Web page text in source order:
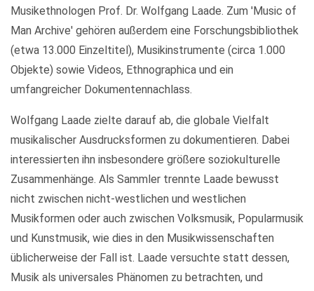
Musikethnologen Prof. Dr. Wolfgang Laade. Zum 'Music of
Man Archive' gehören außerdem eine Forschungsbibliothek
(etwa 13.000 Einzeltitel), Musikinstrumente (circa 1.000
Objekte) sowie Videos, Ethnographica und ein
umfangreicher Dokumentennachlass.
Wolfgang Laade zielte darauf ab, die globale Vielfalt
musikalischer Ausdrucksformen zu dokumentieren. Dabei
interessierten ihn insbesondere größere soziokulturelle
Zusammenhänge. Als Sammler trennte Laade bewusst
nicht zwischen nicht-westlichen und westlichen
Musikformen oder auch zwischen Volksmusik, Popularmusik
und Kunstmusik, wie dies in den Musikwissenschaften
üblicherweise der Fall ist. Laade versuchte statt dessen,
Musik als universales Phänomen zu betrachten, und